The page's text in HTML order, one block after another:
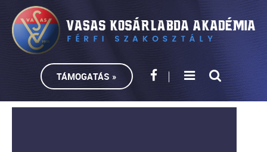
TÁMOGATÁS »